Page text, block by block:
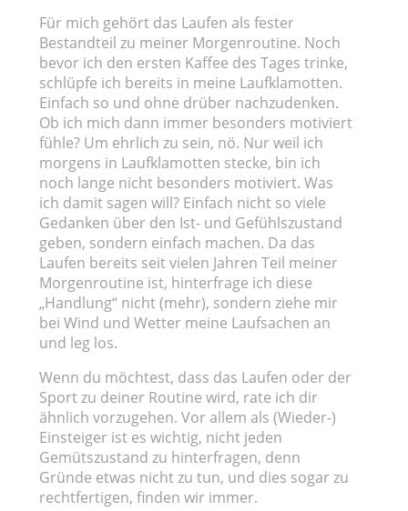
Für mich gehört das Laufen als fester
Bestandteil zu meiner Morgenroutine. Noch
bevor ich den ersten Kaffee des Tages trinke,
schlüpfe ich bereits in meine Laufklamotten.
Einfach so und ohne drüber nachzudenken.
Ob ich mich dann immer besonders motiviert
fühle? Um ehrlich zu sein, nö. Nur weil ich
morgens in Laufklamotten stecke, bin ich
noch lange nicht besonders motiviert. Was
ich damit sagen will? Einfach nicht so viele
Gedanken über den Ist- und Gefühlszustand
geben, sondern einfach machen. Da das
Laufen bereits seit vielen Jahren Teil meiner
Morgenroutine ist, hinterfrage ich diese
„Handlung“ nicht (mehr), sondern ziehe mir
bei Wind und Wetter meine Laufsachen an
und leg los.
Wenn du möchtest, dass das Laufen oder der
Sport zu deiner Routine wird, rate ich dir
ähnlich vorzugehen. Vor allem als (Wieder-)
Einsteiger ist es wichtig, nicht jeden
Gemütszustand zu hinterfragen, denn
Gründe etwas nicht zu tun, und dies sogar zu
rechtfertigen, finden wir immer.